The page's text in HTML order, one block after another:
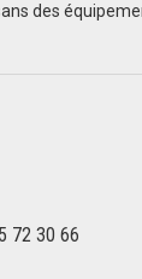
des
72 30 66